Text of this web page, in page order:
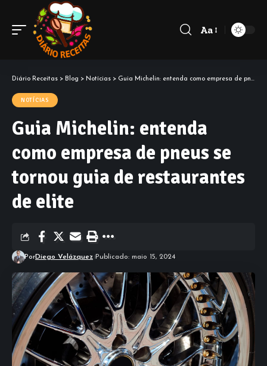
Aa
Diário Receitas > Blog > Notícias > Guia Michelin: entenda como empresa de pneus se tornou guia de restaurantes de elite
NOTÍCIAS
Guia Michelin: entenda
como empresa de pneus se
tornou guia de restaurantes
de elite
PorDiego Velázquez Publicado: maio 15, 2024